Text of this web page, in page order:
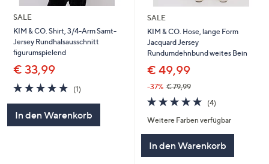
SALE
KIM & CO. Shirt, 3/4-Arm Samt-
Jersey Rundhalsausschnitt
figurumspielend
€ 33,99
5.0
von
(1)
In den Warenkorb
SALE
KIM & CO. Hose, lange Form
Jacquard Jersey
Rundumdehnbund weites Bein
€ 49,99
-37% € 79,99
5.0
von
5
(4)
Weitere Farben verfügbar
In den Warenkorb